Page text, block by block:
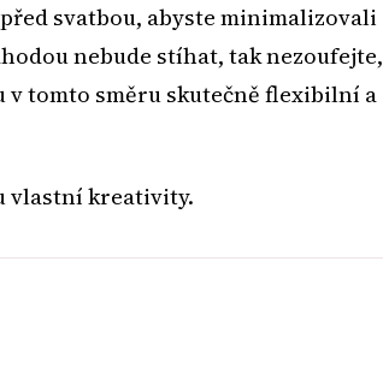
svatbou, abyste minimalizovali
nebude stíhat, tak nezoufejte,
tomto směru skutečně flexibilní a
vlastní kreativity.